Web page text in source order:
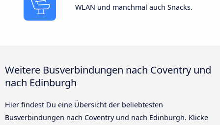
WLAN und manchmal auch Snacks.
Weitere Busverbindungen nach Coventry und
nach Edinburgh
Hier findest Du eine Übersicht der beliebtesten
Busverbindungen nach Coventry und nach Edinburgh. Klicke